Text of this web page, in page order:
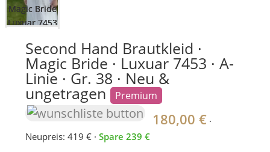
Second Hand Brautkleid ·
Magic Bride · Luxuar 7453 · A-
Linie · Gr. 38 · Neu &
ungetragen Premium
180,00 € ·
Neupreis: 419 € ·Spare 239 €